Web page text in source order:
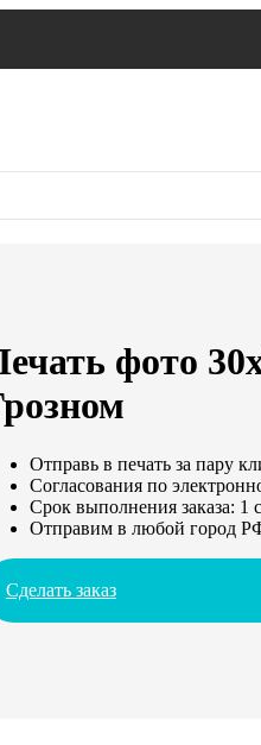
фото
Отправь в печать за пару
Согласования по
Срок выполнения заказа: 1
Отправим в любой город
Сделать заказ